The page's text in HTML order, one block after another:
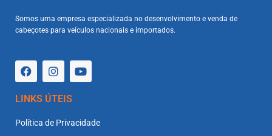
LINKS ÚTEIS
Política de Privacidade
Somos uma empresa especializada no desenvolvimento e venda de
cabeçotes para veículos nacionais e importados.